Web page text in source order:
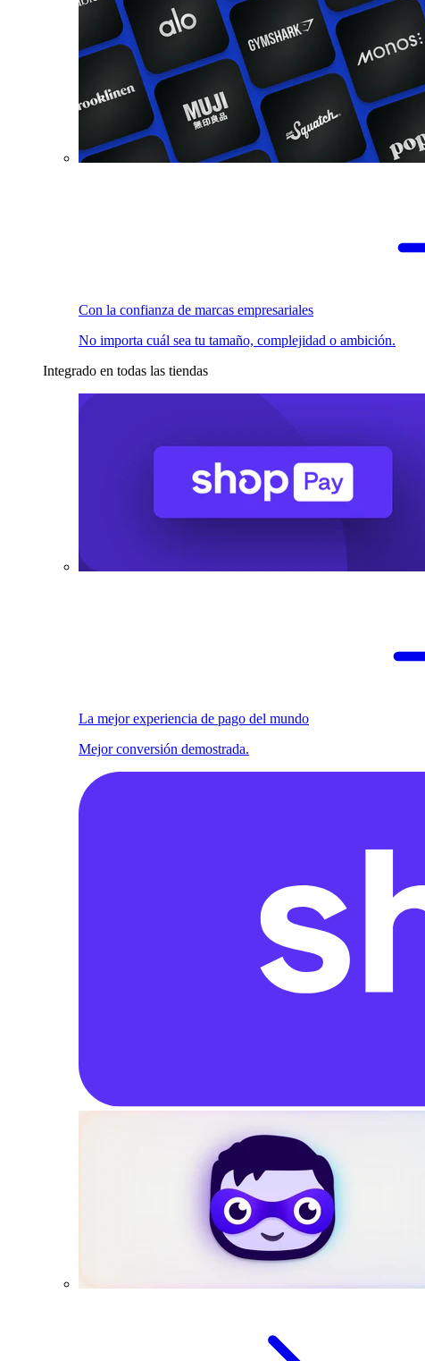
Con la confianza de marcas empresariales
No importa cuál sea tu tamaño, complejidad o ambición.
Integrado en todas las tiendas
La mejor experiencia de pago del mundo
Mejor conversión demostrada.